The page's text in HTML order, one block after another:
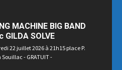
MACHINE BIG BAND
GILDA SOLVE
22 juillet 2026 à 21h15 place P.
Souillac - GRATUIT -